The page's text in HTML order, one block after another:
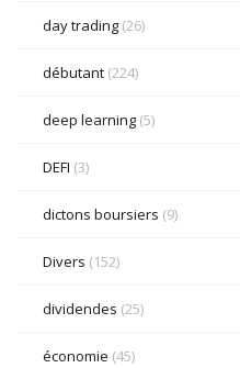
day trading (26)
débutant (224)
deep learning (5)
DEFI (3)
dictons boursiers (9)
Divers (152)
dividendes (25)
économie (45)